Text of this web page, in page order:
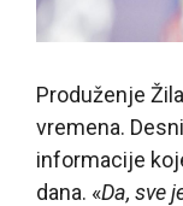
Produženje
vremena.
informacije
dana. «Da, sve